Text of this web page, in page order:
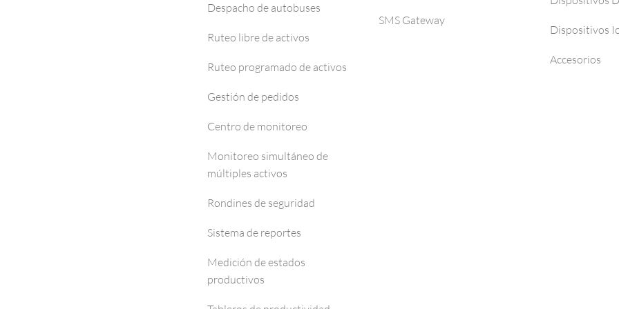
Despacho de autobuses
Ruteo libre de activos
Ruteo programado de activos
Gestión de pedidos
Centro de monitoreo
Monitoreo simultáneo de
múltiples activos
Rondines de seguridad
Sistema de reportes
Medición de estados
productivos
SMS Gateway
Dispositivos
Accesorios